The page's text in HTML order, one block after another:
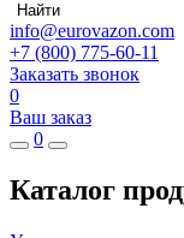
Найти
info@eurovazon.com
+7 (800) 775-60-11
Заказать звонок
0
Ваш заказ
0
Каталог